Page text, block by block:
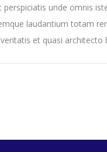
perspiciatis unde omnis
laudantium totam
et quasi architecto